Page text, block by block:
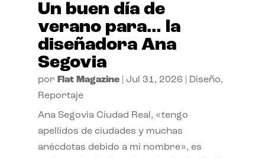
Un buen día de
verano para… la
diseñadora Ana
Segovia
por Flat Magazine| Jul 31, 2026 Diseño,
Reportaje
Ana Segovia Ciudad Real, «tengo
apellidos de ciudades y muchas
anécdotas debido a mi nombre», es